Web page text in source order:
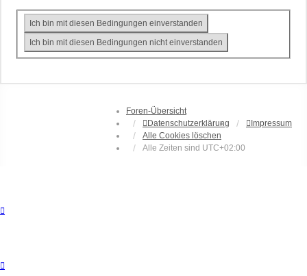
Foren-Übersicht
Datenschutzerklärung
Impressum
Alle Cookies löschen
Alle Zeiten sind UTC+02:00